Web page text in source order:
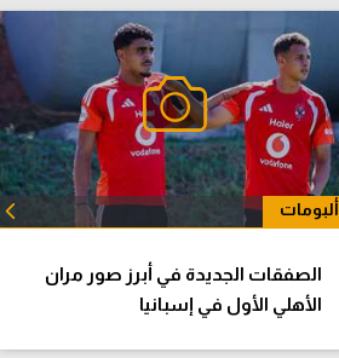
ألبومات
الصفقات الجديدة في أبرز صور مران
الأهلي الأول في إسبانيا